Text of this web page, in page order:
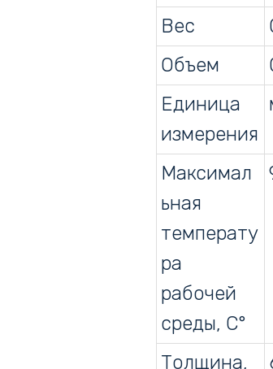
Вес
Объем
Единица
измерения
Максимал
ьная
температу
ра
рабочей
среды, С°
Толщина,